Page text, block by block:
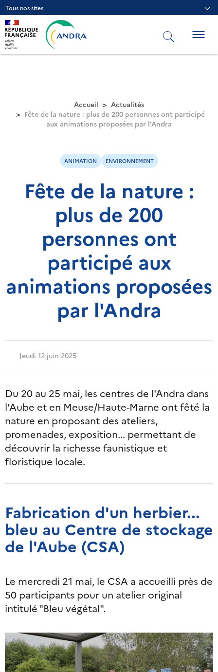
Aller
au
contenu
principal
Tous nos sites
Accueil
Actualités
Fête de la nature : plus de 200 personnes ont participé
aux animations proposées par l'Andra
ANIMATION ENVIRONNEMENT
Fête de la nature :
plus de 200
personnes ont
participé aux
animations proposées
par l'Andra
Jeudi 12 juin 2025
Du 20 au 25 mai, les centres de l'Andra dans
l'Aube et en Meuse/Haute-Marne ont fêté la
nature en proposant des ateliers,
promenades, exposition... permettant de
découvrir la richesse faunistique et
floristique locale.
Fabrication d'un herbier...
bleu au Centre de stockage
de l'Aube (CSA)
Le mercredi 21 mai, le CSA a accueilli près de
50 participants pour un atelier original
intitulé "Bleu végétal".